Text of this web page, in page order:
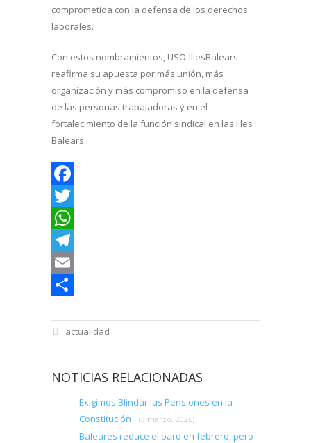
comprometida con la defensa de los derechos
laborales.
Con estos nombramientos, USO-IllesBalears
reafirma su apuesta por más unión, más
organización y más compromiso en la defensa
de las personas trabajadoras y en el
fortalecimiento de la función sindical en las Illes
Balears.
Facebook
Twitter
WhatsApp
Telegram
Email
actualidad
NOTICIAS RELACIONADAS
Exigimos Blindar las Pensiones en la
Constitución
(3 marzo, 2026)
Baleares reduce el paro en febrero, pero